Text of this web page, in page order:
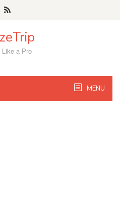
Like a Pro
MENU